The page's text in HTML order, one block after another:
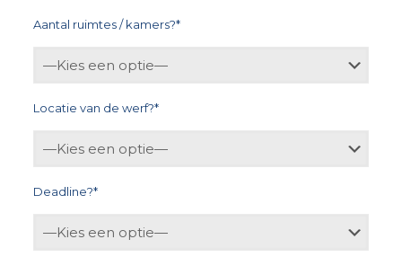
Aantal ruimtes / kamers?*
Locatie van de werf?*
Deadline?*